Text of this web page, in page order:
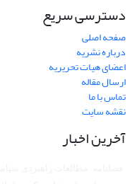
دسترسی سریع
صفحه اصلی
درباره نشریه
اعضای هیات تحریریه
ارسال مقاله
تماس با ما
نقشه سایت
آخرین اخبار